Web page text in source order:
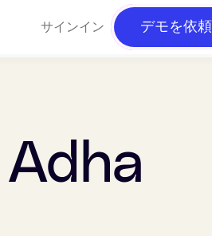
サインイン デモを依頼